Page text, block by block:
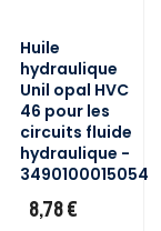
Huile
hydraulique
Unil opal HVC
46 pour les
circuits fluide
hydraulique -
3490100015054
8,78 €